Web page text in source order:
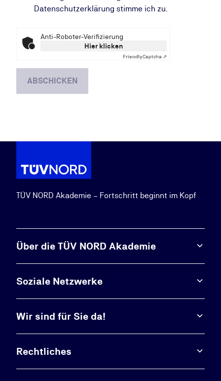
Datenschutzerklärung stimme ich zu.
Anti-Roboter-Verifizierung
Hier klicken
FriendlyCaptcha ⇗
ABSCHICKEN
TÜV NORD Akademie – Fortschritt beginnt im Kopf
Über die TÜV NORD Akademie
Soziale Netzwerke
Wir sind für Sie da!
Rechtliches